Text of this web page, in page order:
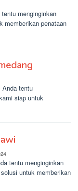
menginginkan
memberikan penataan
Anda tentu
siap untuk
tentu menginginkan
untuk memberikan